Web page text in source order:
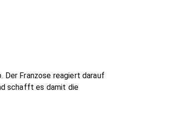
Der Franzose reagiert darauf
schafft es damit die